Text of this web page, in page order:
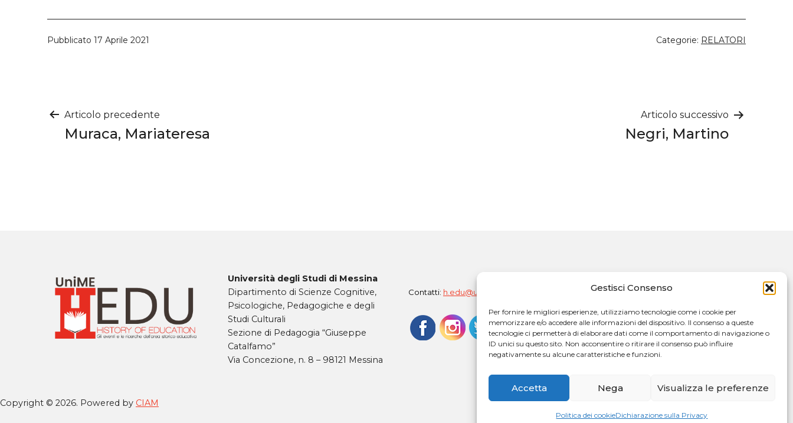
Gestisci Consenso
Per fornire le migliori esperienze, utilizziamo tecnologie come i cookie per
memorizzare e/o accedere alle informazioni del dispositivo. Il consenso a queste
tecnologie ci permetterà di elaborare dati come il comportamento di navigazione o
ID unici su questo sito. Non acconsentire o ritirare il consenso può influire
negativamente su alcune caratteristiche e funzioni.
Accetta Nega Visualizza le preferenze
Politica dei cookieDichiarazione sulla Privacy
Pubblicato 17 Aprile 2021 Categorie: RELATORI
Navigazione
Articolo precedente
Muraca, Mariateresa
Articolo successivo
Negri, Martino
Università degli Studi di Messina
Dipartimento di Scienze Cognitive,
Psicologiche, Pedagogiche e degli
Studi Culturali
Sezione di Pedagogia “Giuseppe
Catalfamo”
Via Concezione, n. 8 – 98121 Messina
Contatti: h.edu@unime.it
Copyright © 2026. Powered by CIAM